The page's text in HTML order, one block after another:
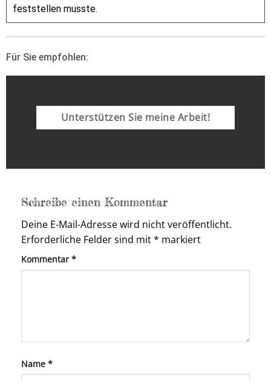
feststellen musste.
Für Sie empfohlen:
Unterstützen Sie meine Arbeit!
Schreibe einen Kommentar
Deine E-Mail-Adresse wird nicht veröffentlicht.
Erforderliche Felder sind mit* markiert
Kommentar *
Name *